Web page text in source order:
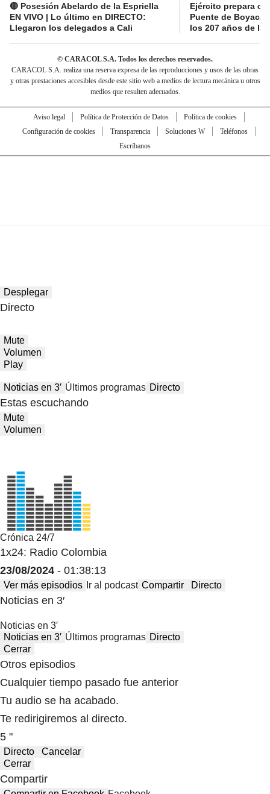
🔴 Posesión Abelardo de la Espriella
EN VIVO | Lo último en DIRECTO:
Llegaron los delegados a Cali
Ejército prepara
Puente de Boyacá
los 207 años de la
© CARACOL S.A. Todos los derechos reservados.
CARACOL S.A. realiza una reserva expresa de las reproducciones y usos de las obras
y otras prestaciones accesibles desde este sitio web a medios de lectura mecánica u otros
medios que resulten adecuados.
Aviso legal Política de Protección de Datos
Política de cookies
Configuración de cookies
Transparencia Soluciones W
Teléfonos
Escríbanos
Desplegar
Directo
Mute
Volumen
Play
Noticias en 3′ Últimos programas Directo
Estas escuchando
Mute
Volumen
Crónica 24/7
1x24: Radio Colombia
23/08/2024 - 01:38:13
Ver más episodios Ir al podcast Compartir Directo
Noticias en 3′
Noticias en 3′
Noticias en 3′ Últimos programas Directo
Cerrar
Otros episodios
Cualquier tiempo pasado fue anterior
Tu audio se ha acabado.
Te redirigiremos al directo.
5 "
Directo
Cancelar
Cerrar
Compartir